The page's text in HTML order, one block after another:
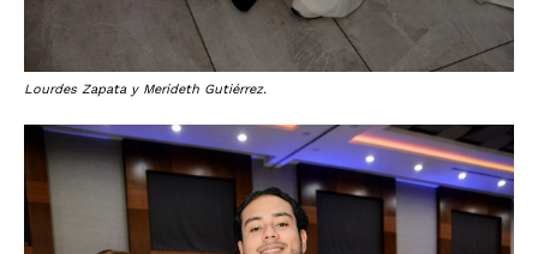
Lourdes Zapata y Merideth Gutiérrez.